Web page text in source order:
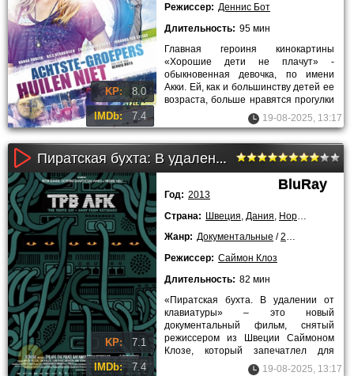
KP: 8.0
IMDb: 7.4
Режиссер: Деннис Бот
Длительность: 95 мин
Главная героиня кинокартины
«Хорошие дети не плачут» -
обыкновенная девочка, по имени
Акки. Ей, как и большинству детей ее
возраста, больше нравятся прогулки
на свежем воздухе, а не скучная
19-08-2025, 13:17
Пиратская бухта: В удалении от клавиатуры (2013)
KP: 7.1
IMDb: 7.4
BluRay
Год: 2013
Страна: Швеция Дания Норвегия
Жанр: Документальные /2013 года
Режиссер: Саймон Клоз
Длительность: 82 мин
«Пиратская бухта. В удалении от
клавиатуры» – это новый
документальный фильм, снятый
режиссером из Швеции Саймоном
Клозе, который запечатлел для
потомков судебный процесс между
19-08-2025, 13:17